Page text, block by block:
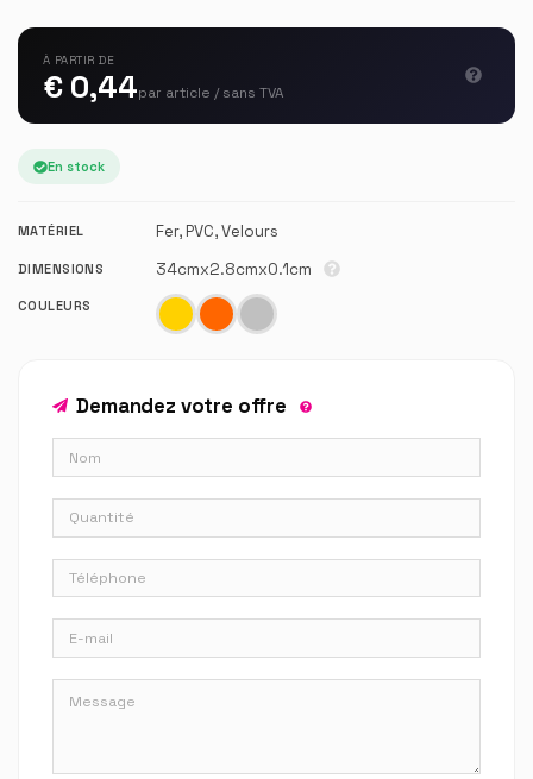
À PARTIR DE
€ 0,44par article / sans TVA
En stock
MATÉRIEL Fer, PVC, Velours
DIMENSIONS 34cmx2.8cmx0.1cm
COULEURS
Demandez votre offre